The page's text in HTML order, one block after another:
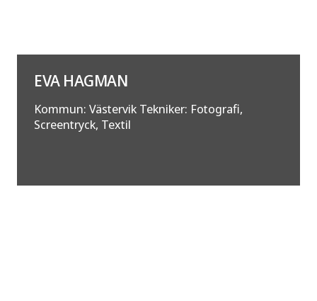
EVA HAGMAN
Kommun: Västervik Tekniker: Fotografi,
Screentryck, Textil